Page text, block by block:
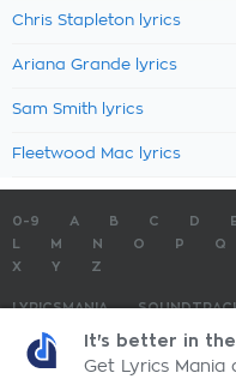
Chris Stapleton lyrics
Ariana Grande lyrics
Sam Smith lyrics
Fleetwood Mac lyrics
0-9 A B C D
M N O P Q
X
Y Z
LYRICSMANIA
TOP 100 LYRICS
LyricsMania.com - Copyright
It's better in
Get Lyrics Mania